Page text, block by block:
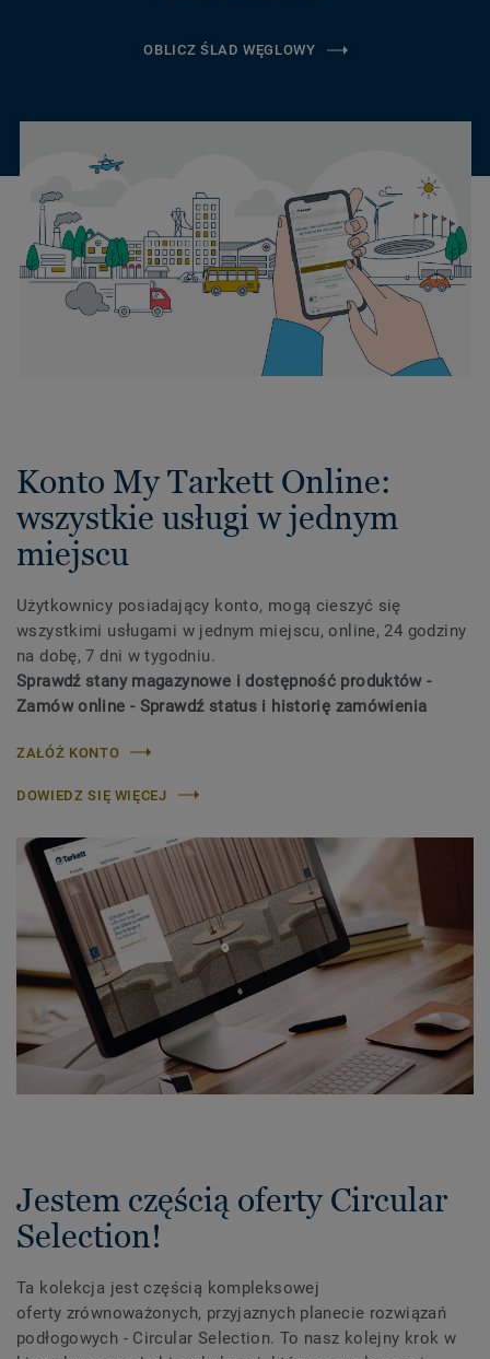
OBLICZ ŚLAD WĘGLOWY
Konto My Tarkett Online:
wszystkie usługi w jednym
miejscu
Użytkownicy posiadający konto, mogą cieszyć się
wszystkimi usługami w jednym miejscu, online, 24 godziny
na dobę, 7 dni w tygodniu.
Sprawdź stany magazynowe i dostępność produktów -
Zamów online - Sprawdź status i historię zamówienia
ZAŁÓŻ KONTO
DOWIEDZ SIĘ WIĘCEJ
Jestem częścią oferty Circular
Selection!
Ta kolekcja jest częścią kompleksowej
oferty zrównoważonych, przyjaznych planecie rozwiązań
podłogowych - Circular Selection. To nasz kolejny krok w